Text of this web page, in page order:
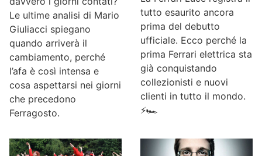
Le ultime analisi di Mario
Giuliacci spiegano
quando arriverà il
cambiamento, perché
l’afa è così intensa e
cosa aspettarsi nei giorni
che precedono
Ferragosto.
tutto esaurito ancora
prima del debutto
ufficiale. Ecco perché la
prima Ferrari elettrica sta
già conquistando
collezionisti e nuovi
clienti in tutto il mondo.
⚡🏎️